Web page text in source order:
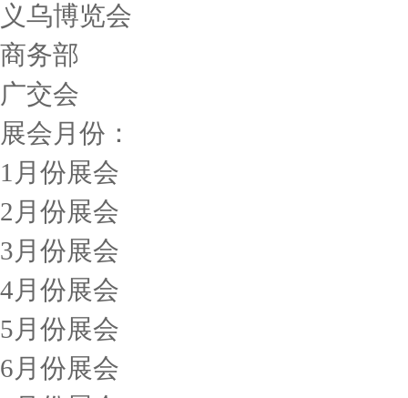
义乌博览会
商务部
广交会
展会月份：
1月份展会
2月份展会
3月份展会
4月份展会
5月份展会
6月份展会